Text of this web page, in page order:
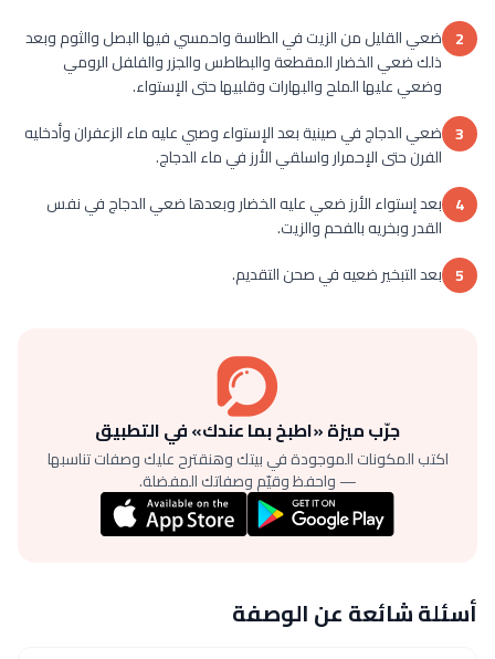
2 ضعي القليل من الزيت في الطاسة واحمسي فيها البصل والثوم وبعد
ذلك ضعي الخضار المقطعة والبطاطس والجزر والفلفل الرومي
وضعي عليها الملح والبهارات وقلبيها حتى الإستواء.
3 ضعي الدجاج في صينية بعد الإستواء وصبي عليه ماء الزعفران وأدخليه
الفرن حتى الإحمرار واسلقي الأرز في ماء الدجاج.
4 بعد إستواء الأرز ضعي عليه الخضار وبعدها ضعي الدجاج في نفس
القدر وبخريه بالفحم والزيت.
5 بعد التبخير ضعيه في صحن التقديم.
جرّب ميزة «اطبخ بما عندك» في التطبيق
اكتب المكونات الموجودة في بيتك وهنقترح عليك وصفات تناسبها
— واحفظ وقيّم وصفاتك المفضلة.
أسئلة شائعة عن الوصفة